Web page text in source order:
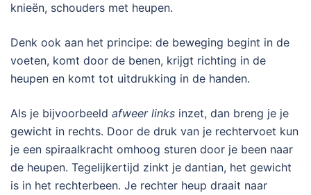
knieën, schouders met heupen.
Denk ook aan het principe: de beweging begint in de
voeten, komt door de benen, krijgt richting in de
heupen en komt tot uitdrukking in de handen.
Als je bijvoorbeeld afweer links inzet, dan breng je je
gewicht in rechts. Door de druk van je rechtervoet kun
je een spiraalkracht omhoog sturen door je been naar
de heupen. Tegelijkertijd zinkt je dantian, het gewicht
is in het rechterbeen. Je rechter heup draait naar